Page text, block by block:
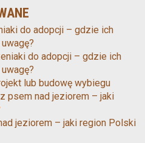
do adopcji – gdzie ich
do adopcji – gdzie ich
lub budowę wybiegu
psem nad jeziorem – jaki
jeziorem – jaki region Polski